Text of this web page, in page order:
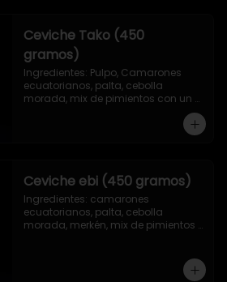
Ceviche Tako (450
gramos)
Ingredientes: Pulpo, Camarones
ecuatorianos, palta, cebolla
morada, mix de pimientos con un
toque de ciboulette, merkén, cilantro
Ceviche ebi (450 gramos)
Ingredientes: camarones
ecuatorianos, palta, cebolla
morada, merkén, mix de pimientos